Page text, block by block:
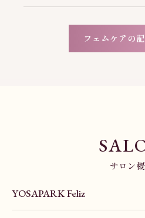
フェムケアの
サロン
YOSAPARK Feliz